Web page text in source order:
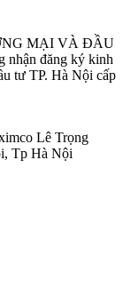
MẠI VÀ ĐẦU
đăng ký kinh
tư TP. Hà Nội cấp
Lê Trọng
Tp Hà Nội